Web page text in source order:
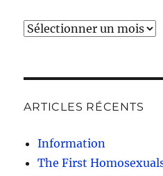
Archives
ARTICLES RÉCENTS
Information
The First